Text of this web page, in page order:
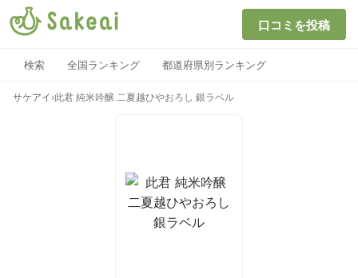
口コミを投稿
検索 全国ランキング 都道府県別ランキング
サケアイ ›此君 純米吟醸 二夏越ひやおろし 銀ラベル